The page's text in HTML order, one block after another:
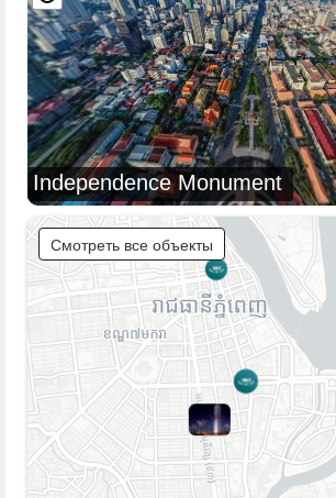
Independence Monument
Смотреть все объекты